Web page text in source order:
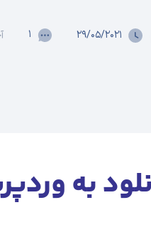
۲۹/۰۵/۲۰۲۱ ۱
به